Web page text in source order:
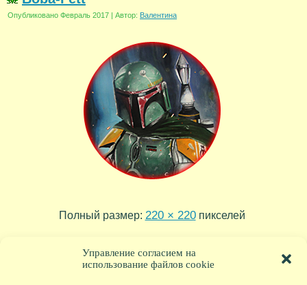
Управление согласием на
использование файлов cookie
Опубликовано Февраль 2017 | Автор: Валентина
Полный размер: 220 × 220пикселей